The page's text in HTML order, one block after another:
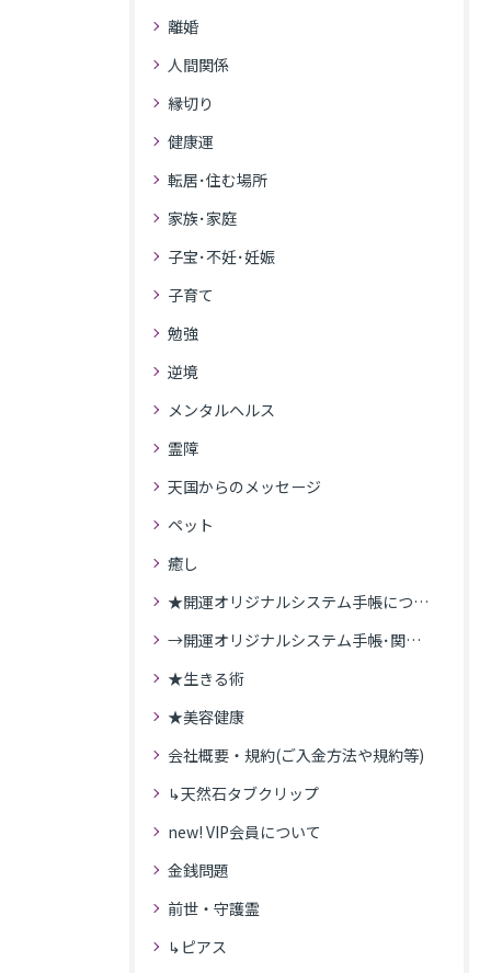
離婚
人間関係
縁切り
健康運
転居･住む場所
家族･家庭
子宝･不妊･妊娠
子育て
勉強
逆境
メンタルヘルス
霊障
天国からのメッセージ
ペット
癒し
★開運オリジナルシステム手帳について
→開運オリジナルシステム手帳･関連記事
★生きる術
★美容健康
会社概要・規約(ご入金方法や規約等)
↳天然石タブクリップ
new! VIP会員について
金銭問題
前世・守護霊
↳ピアス